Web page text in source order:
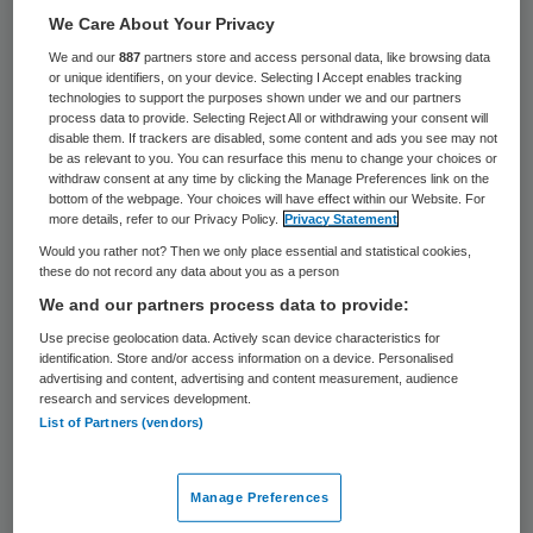
Lia de Jongh is benoemd tot voorzitter van
de raad van bestuur van Stichting Topaz te
Leiden. Vanaf 1 november 2015 vormt zij
samen met de heer Joost Smit de raad van
bestuur.
“Samen zullen zij de uitgezette koers van
Topaz verder vorm en inhoud geven en zo
de kwaliteit van de zorg en behandeling
voor de cliënten en hun mantelzorgers
blijven verbeteren”, laat de organisatie
weten. “De Jongh heeft een brede ervaring
en als bestuurder. Zij is momenteel
werkzaam als voorzitter van de raad van
We Care About Your Privacy
We and our887 partners store and access personal data, like browsing data
or unique identifiers, on your device. Selecting I Accept enables tracking
technologies to support the purposes shown under we and our partners
process data to provide. Selecting Reject All or withdrawing your consent will
disable them. If trackers are disabled, some content and ads you see may not
be as relevant to you. You can resurface this menu to change your choices or
withdraw consent at any time by clicking the Manage Preferences link on the
bottom of the webpage. Your choices will have effect within our Website. For
more details, refer to our Privacy Policy.
Privacy Statement
Would you rather not? Then we only place essential and statistical cookies,
these do not record any data about you as a person
We and our partners process data to provide:
Use precise geolocation data. Actively scan device characteristics for
identification. Store and/or access information on a device. Personalised
advertising and content, advertising and content measurement, audience
research and services development.
List of Partners (vendors)
Manage Preferences